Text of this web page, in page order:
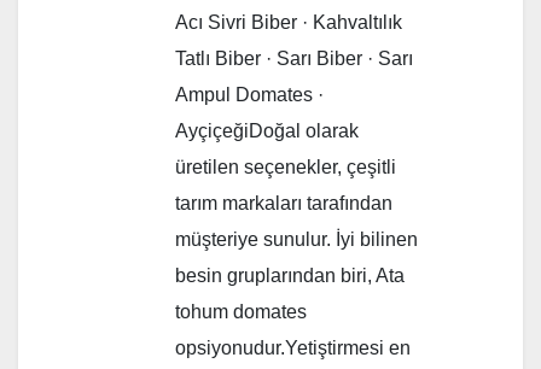
Acı Sivri Biber · Kahvaltılık
Tatlı Biber · Sarı Biber · Sarı
Ampul Domates ·
AyçiçeğiDoğal olarak
üretilen seçenekler, çeşitli
tarım markaları tarafından
müşteriye sunulur. İyi bilinen
besin gruplarından biri, Ata
tohum domates
opsiyonudur.Yetiştirmesi en